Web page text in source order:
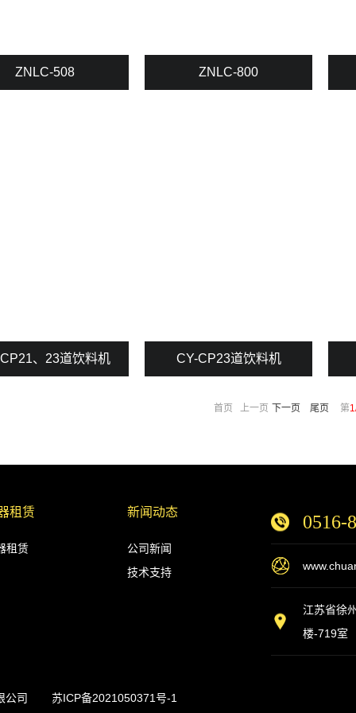
ZNLC-508 ZNLC-800
、23道饮料机 CY-CP23道饮料机
首页 上一页 下一页 尾页 第
租赁
租赁
新闻动态
公司新闻
技术支持
0516-
江苏省徐
楼-719室
公司 苏ICP备2021050371号-1